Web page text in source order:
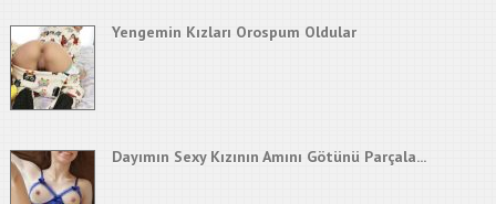
Yengemin Kızları Orospum Oldular
Dayımın Sexy Kızının Amını Götünü Parçala...